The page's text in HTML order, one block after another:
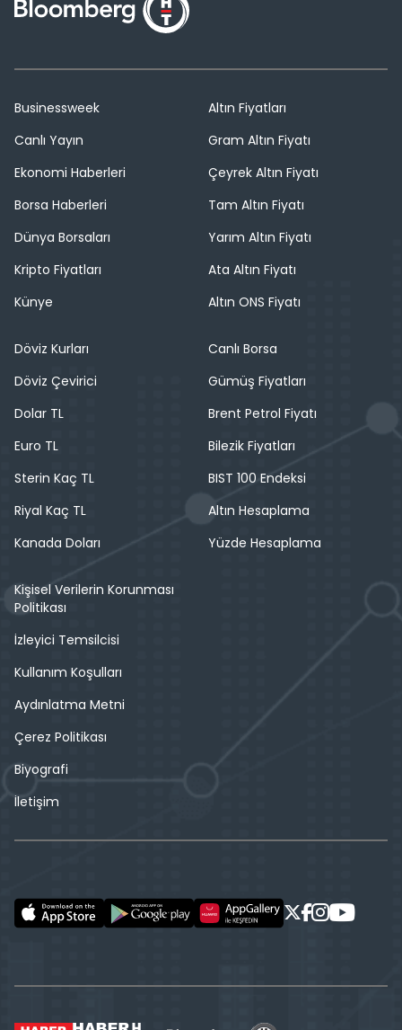
Businessweek
Canlı Yayın
Ekonomi Haberleri
Borsa Haberleri
Dünya Borsaları
Kripto Fiyatları
Künye
Altın Fiyatları
Gram Altın Fiyatı
Çeyrek Altın Fiyatı
Tam Altın Fiyatı
Yarım Altın Fiyatı
Ata Altın Fiyatı
Altın ONS Fiyatı
Döviz Kurları
Döviz Çevirici
Dolar TL
Euro TL
Sterin Kaç TL
Riyal Kaç TL
Kanada Doları
Canlı Borsa
Gümüş Fiyatları
Brent Petrol Fiyatı
Bilezik Fiyatları
BIST 100 Endeksi
Altın Hesaplama
Yüzde Hesaplama
Kişisel Verilerin Korunması
Politikası
İzleyici Temsilcisi
Kullanım Koşulları
Aydınlatma Metni
Çerez Politikası
Biyografi
İletişim